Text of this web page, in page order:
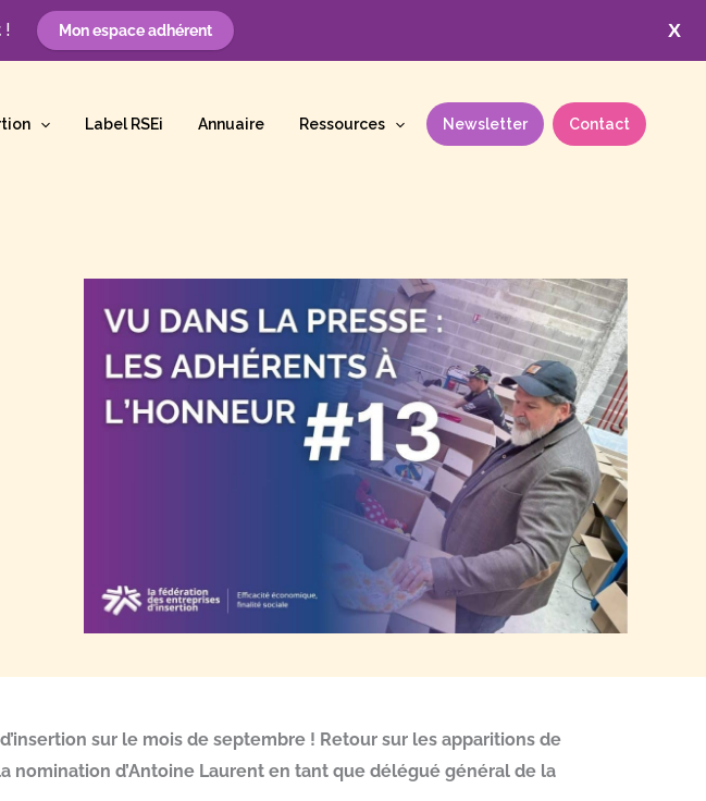
X
! Mon espace adhérent
Label RSEi Annuaire Ressources Newsletter Contact
sur le mois de septembre ! Retour sur les apparitions de
nomination d’Antoine Laurent en tant que délégué général de la